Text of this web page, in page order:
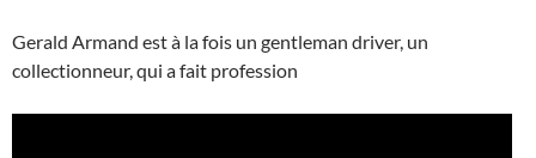
Gerald Armand est à la fois un gentleman driver, un
collectionneur, qui a fait profession